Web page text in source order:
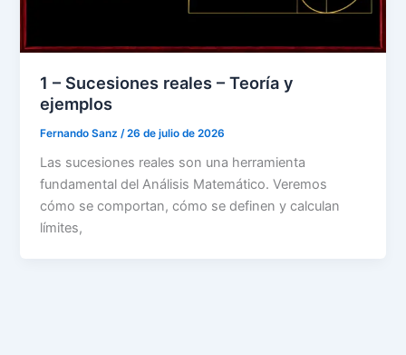
1 – Sucesiones reales – Teoría y
ejemplos
Fernando Sanz /26 de julio de 2026
Las sucesiones reales son una herramienta
fundamental del Análisis Matemático. Veremos
cómo se comportan, cómo se definen y calculan
límites,